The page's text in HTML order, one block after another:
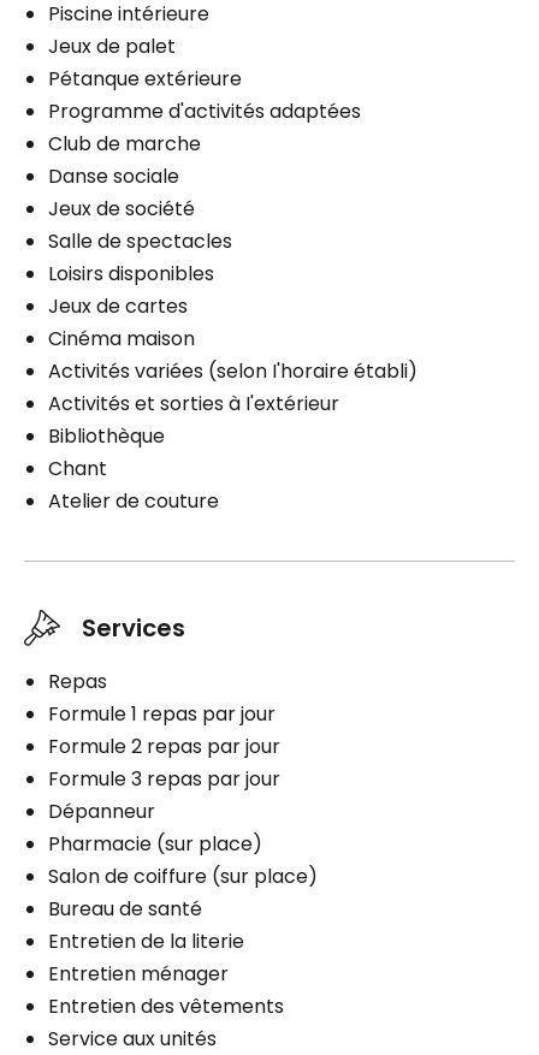
Câblodistribution
Fumeurs
Fumer à l'intérieur
Planifier une visite
Services inclus à l'unité
Électricité / Chauffage
Entretien ménager
Câblodistribution
Fumeurs
Planifier une visite
Commodités
Espace de rangement
Balcon / Terrasse
Services inclus à l'unité
Câblodistribution
Électricité / Chauffage
Entretien ménager
Entretien literie / vêtements
Fumeurs
Fumer à l'intérieur
Piscine intérieure
Jeux de palet
Pétanque extérieure
Programme d'activités adaptées
Club de marche
Danse sociale
Jeux de société
Salle de spectacles
Loisirs disponibles
Jeux de cartes
Cinéma maison
Activités variées (selon I'horaire établi)
Activités et sorties à I'extérieur
Bibliothèque
Chant
Atelier de couture
Services
Repas
Formule 1 repas par jour
Formule 2 repas par jour
Formule 3 repas par jour
Dépanneur
Pharmacie (sur place)
Salon de coiffure (sur place)
Bureau de santé
Entretien de la literie
Entretien ménager
Entretien des vêtements
Service aux unités